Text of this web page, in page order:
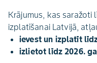
Krājumus, kas saražoti
izplatīšanai Latvijā,
ievest un izplatīt
izlietot līdz 2026.